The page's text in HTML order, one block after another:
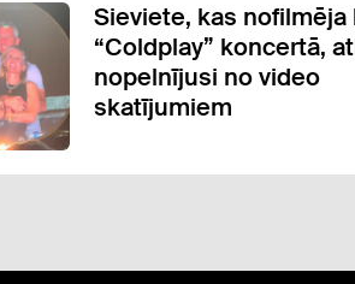
Sieviete, kas nofilmēja
“Coldplay” koncertā,
nopelnījusi no video
skatījumiem